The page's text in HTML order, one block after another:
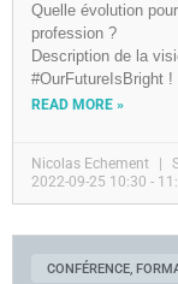
Quelle évolution
profession ?
Description de la
#OurFutureIsBright !
READ MORE »
Nicolas Echement
2022-09-25 10:30 -
CONFÉRENCE,